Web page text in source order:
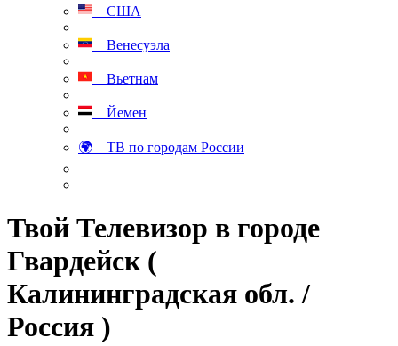
США
Венесуэла
Вьетнам
Йемен
🌍 ТВ по городам России
Твой Телевизор в городе
Гвардейск (
Калининградская обл. /
Россия )